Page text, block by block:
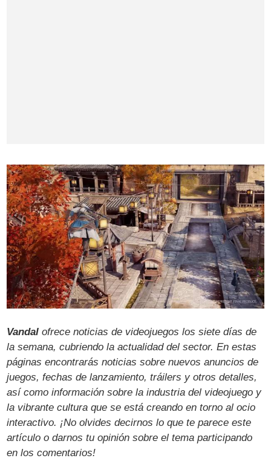
Vandal ofrece noticias de videojuegos los siete días de
la semana, cubriendo la actualidad del sector. En estas
páginas encontrarás noticias sobre nuevos anuncios de
juegos, fechas de lanzamiento, tráilers y otros detalles,
así como información sobre la industria del videojuego y
la vibrante cultura que se está creando en torno al ocio
interactivo. ¡No olvides decirnos lo que te parece este
artículo o darnos tu opinión sobre el tema participando
en los comentarios!